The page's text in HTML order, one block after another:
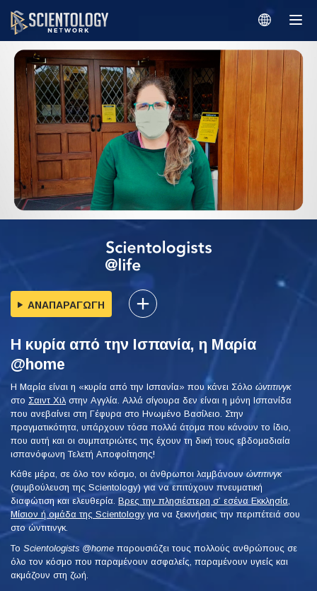
ΑΝΑΠΑΡΑΓΩΓΗ
Η κυρία από την Ισπανία, η Μαρία
@home
Η Μαρία είναι η «κυρία από την Ισπανία» που κάνει Σόλο ώντιτινγκ
στο Σαιντ Χιλ στην Αγγλία. Αλλά σίγουρα δεν είναι η μόνη Ισπανίδα
που ανεβαίνει στη Γέφυρα στο Ηνωμένο Βασίλειο. Στην
πραγματικότητα, υπάρχουν τόσα πολλά άτομα που κάνουν το ίδιο,
που αυτή και οι συμπατριώτες της έχουν τη δική τους εβδομαδιαία
ισπανόφωνη Τελετή Αποφοίτησης!
Κάθε μέρα, σε όλο τον κόσμο, οι άνθρωποι λαμβάνουν ώντιτινγκ
(συμβούλευση της Scientology) για να επιτύχουν πνευματική
διαφώτιση και ελευθερία. Βρες την πλησιέστερη σ’ εσένα Εκκλησία,
Μίσιον ή ομάδα της Scientologyγια να ξεκινήσεις την περιπέτειά σου
στο ώντιτινγκ.
To Scientologists @home παρουσιάζει τους πολλούς ανθρώπους σε
όλο τον κόσμο που παραμένουν ασφαλείς, παραμένουν υγιείς και
ακμάζουν στη ζωή.